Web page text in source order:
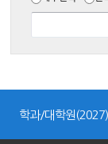
학과/대학원(2027)